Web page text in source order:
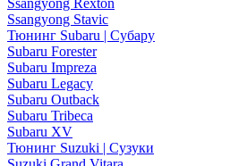
Ssangyong Rexton
Ssangyong Stavic
Тюнинг Subaru | Субару
Subaru Forester
Subaru Impreza
Subaru Legacy
Subaru Outback
Subaru Tribeca
Subaru XV
Тюнинг Suzuki | Сузуки